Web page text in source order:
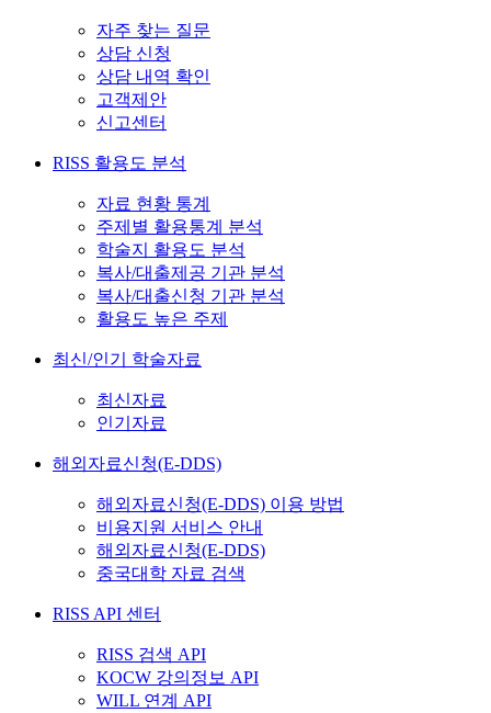
자주 찾는 질문
상담 신청
상담 내역 확인
고객제안
신고센터
RISS 활용도 분석
자료 현황 통계
주제별 활용통계 분석
학술지 활용도 분석
복사/대출제공 기관 분석
복사/대출신청 기관 분석
활용도 높은 주제
최신/인기 학술자료
최신자료
인기자료
해외자료신청(E-DDS)
해외자료신청(E-DDS) 이용 방법
비용지원 서비스 안내
해외자료신청(E-DDS)
중국대학 자료 검색
RISS API 센터
RISS 검색 API
KOCW 강의정보 API
WILL 연계 API